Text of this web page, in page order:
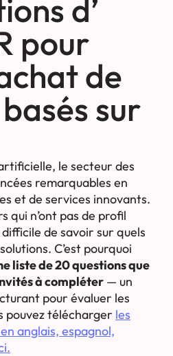
d’
pour
de
sur
le secteur des
remarquables en
et de services innovants.
qui n’ont pas de profil
de savoir sur quels
C’est pourquoi
liste de 20 questions que
à compléter — un
pour évaluer les
pouvez télécharger les
anglais, espagnol,